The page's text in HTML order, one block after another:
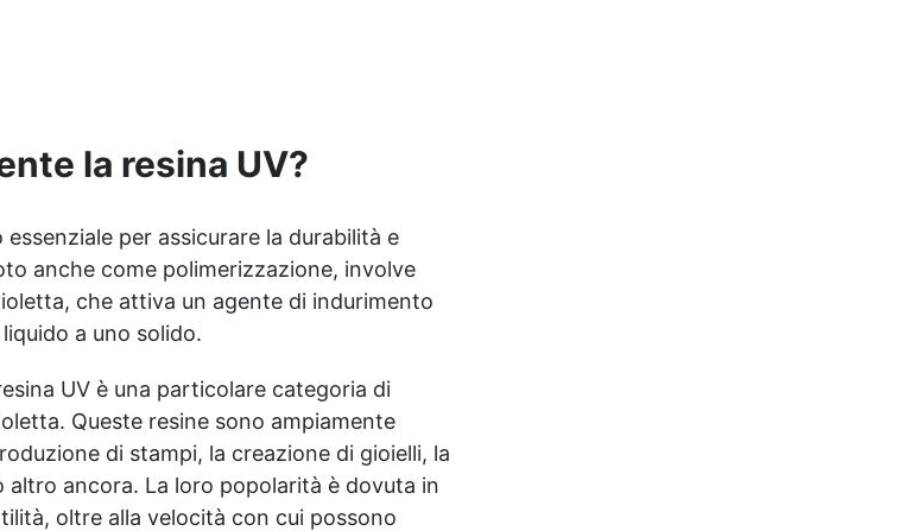
✅ 2
da 10 gr:
alle
accende e si spegne
automaticamente per una
Compatibilità Universale:
Funziona con gel e resine
compatibili con LED e UV,
perfetta anche per la Nail
la resina UV?
per assicurare la durabilità e
anche come polimerizzazione, involve
che attiva un agente di indurimento
a uno solido.
UV è una particolare categoria di
Queste resine sono ampiamente
di stampi, la creazione di gioielli, la
ancora. La loro popolarità è dovuta in
oltre alla velocità con cui possono